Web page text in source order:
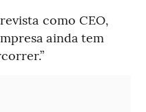
como CEO,
ainda tem